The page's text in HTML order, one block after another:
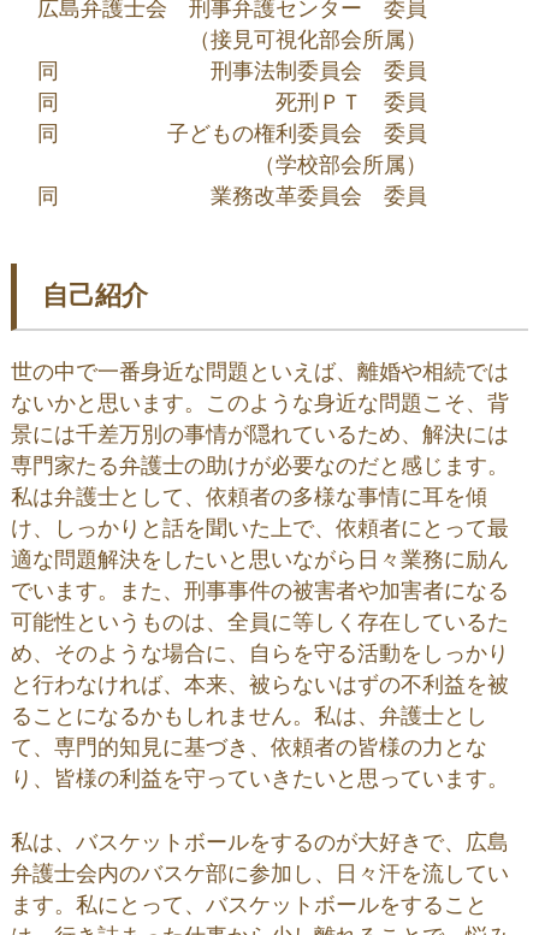
  広島弁護士会　刑事弁護センター　委員
（接見可視化部会所属）
  同　　　　　　　刑事法制委員会　委員
  同　　　　　　　　　　死刑ＰＴ　委員
  同　　　　　子どもの権利委員会　委員
（学校部会所属）
  同　　　　　　　業務改革委員会　委員
自己紹介
世の中で一番身近な問題といえば、離婚や相続では
ないかと思います。このような身近な問題こそ、背
景には千差万別の事情が隠れているため、解決には
専門家たる弁護士の助けが必要なのだと感じます。
私は弁護士として、依頼者の多様な事情に耳を傾
け、しっかりと話を聞いた上で、依頼者にとって最
適な問題解決をしたいと思いながら日々業務に励ん
でいます。また、刑事事件の被害者や加害者になる
可能性というものは、全員に等しく存在しているた
め、そのような場合に、自らを守る活動をしっかり
と行わなければ、本来、被らないはずの不利益を被
ることになるかもしれません。私は、弁護士とし
て、専門的知見に基づき、依頼者の皆様の力とな
り、皆様の利益を守っていきたいと思っています。
私は、バスケットボールをするのが大好きで、広島
弁護士会内のバスケ部に参加し、日々汗を流してい
ます。私にとって、バスケットボールをすること